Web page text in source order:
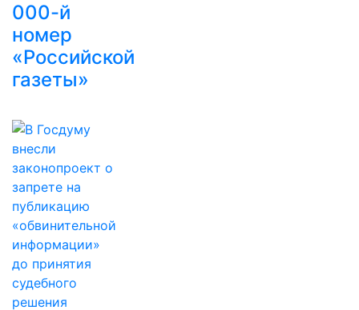
000-й
номер
«Российской
газеты»